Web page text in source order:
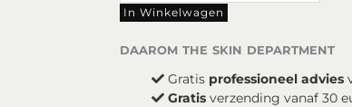
Cover
Sheer
In Winkelwagen
daarom the skin department
Gratis professioneel advies
Gratis verzending vanaf 30